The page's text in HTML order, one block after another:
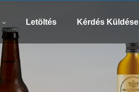
Letöltés Kérdés Küldése